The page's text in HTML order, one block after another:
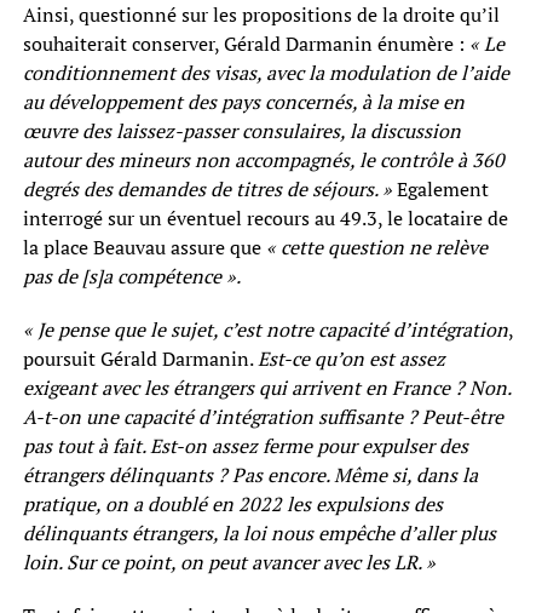
Ainsi, questionné sur les propositions de la droite qu’il
souhaiterait conserver, Gérald Darmanin énumère : « Le
conditionnement des visas, avec la modulation de l’aide
au développement des pays concernés, à la mise en
œuvre des laissez-passer consulaires, la discussion
autour des mineurs non accompagnés, le contrôle à 360
degrés des demandes de titres de séjours. »Egalement
interrogé sur un éventuel recours au 49.3, le locataire de
la place Beauvau assure que « cette question ne relève
pas de [s]a compétence ».
« Je pense que le sujet, c’est notre capacité d’intégration,
poursuit Gérald Darmanin.Est-ce qu’on est assez
exigeant avec les étrangers qui arrivent en France ? Non.
A-t-on une capacité d’intégration suffisante ? Peut-être
pas tout à fait. Est-on assez ferme pour expulser des
étrangers délinquants ? Pas encore. Même si, dans la
pratique, on a doublé en 2022 les expulsions des
délinquants étrangers, la loi nous empêche d’aller plus
loin. Sur ce point, on peut avancer avec les LR. »